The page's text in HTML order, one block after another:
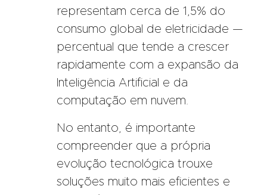
representam cerca de 1,5% do
consumo global de eletricidade —
percentual que tende a crescer
rapidamente com a expansão da
Inteligência Artificial e da
computação em nuvem.
No entanto, é importante
compreender que a própria
evolução tecnológica trouxe
soluções muito mais eficientes e